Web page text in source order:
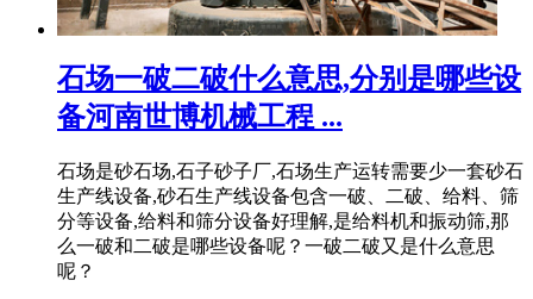
石场一破二破什么意思,分别是哪些设
备河南世博机械工程 ...
石场是砂石场,石子砂子厂,石场生产运转需要少一套砂石
生产线设备,砂石生产线设备包含一破、二破、给料、筛
分等设备,给料和筛分设备好理解,是给料机和振动筛,那
么一破和二破是哪些设备呢？一破二破又是什么意思
呢？